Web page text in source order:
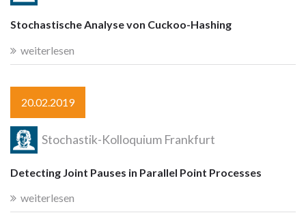
Stochastische Analyse von Cuckoo-Hashing
weiterlesen
20.02.2019
Stochastik-Kolloquium Frankfurt
Detecting Joint Pauses in Parallel Point Processes
weiterlesen